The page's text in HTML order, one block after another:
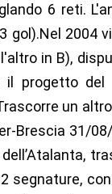
6 reti.
gol).Nel 2004
in B),
il progetto
un
Brescia 31/
segnature,